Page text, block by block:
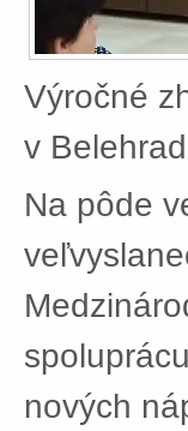
Výročné
v
Na pôde
nových